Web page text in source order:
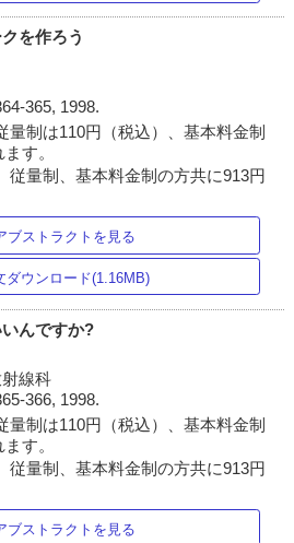
を作ろう
365, 1998.
量制は110円（税込）、基本料金制
す。
従量制、基本料金制の方共に913円
ブストラクトを見る
ダウンロード(1.16MB)
んですか?
線科
366, 1998.
量制は110円（税込）、基本料金制
す。
従量制、基本料金制の方共に913円
ブストラクトを見る